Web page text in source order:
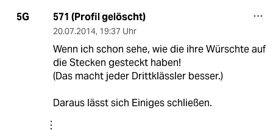
5G 571 (Profil gelöscht)
20.07.2014, 19:37 Uhr
Wenn ich schon sehe, wie die ihre Würschte auf
die Stecken gesteckt haben!
(Das macht jeder Drittklässler besser.)
Daraus lässt sich Einiges schließen.